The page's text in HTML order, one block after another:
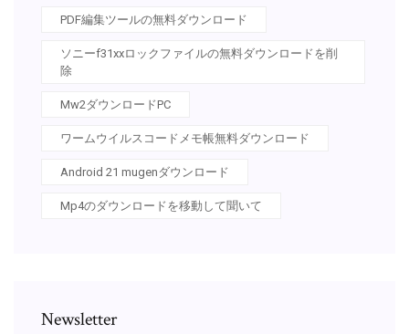
PDF編集ツールの無料ダウンロード
ソニーf31xxロックファイルの無料ダウンロードを削
除
Mw2ダウンロードPC
ワームウイルスコードメモ帳無料ダウンロード
Android 21 mugenダウンロード
Mp4のダウンロードを移動して聞いて
Newsletter